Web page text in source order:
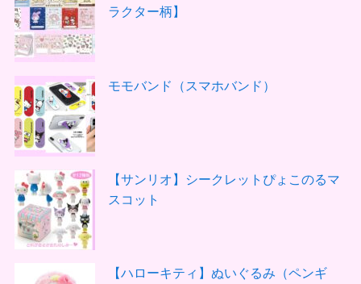
ラクター柄】
モモバンド（スマホバンド）
【サンリオ】シークレットぴょこのるマ
スコット
【ハローキティ】ぬいぐるみ（ペンギ